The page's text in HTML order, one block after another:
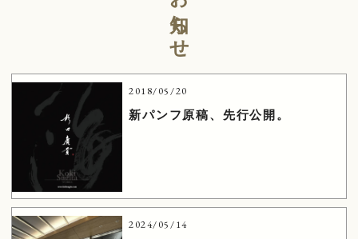
2018/05/20
新パンフ原稿、先行公開。
2024/05/14